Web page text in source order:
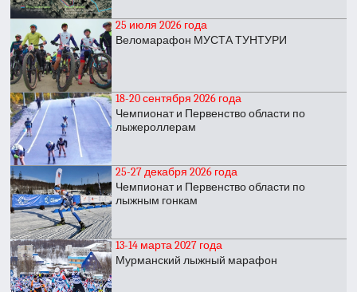
25 июля 2026 года
Веломарафон МУСТА ТУНТУРИ
18-20 сентября 2026 года
Чемпионат и Первенство области по
лыжероллерам
25-27 декабря 2026 года
Чемпионат и Первенство области по
лыжным гонкам
13-14 марта 2027 года
Мурманский лыжный марафон